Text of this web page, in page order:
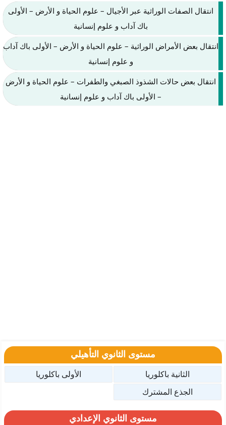
انتقال الصفات الوراثية عبر الأجيال – علوم الحياة و الأرض – الأولى
باك آداب و علوم إنسانية
انتقال بعض الأمراض الوراثية – علوم الحياة و الأرض – الأولى باك آداب
و علوم إنسانية
انتقال بعض حالات الشذوذ الصبغي والطفرات – علوم الحياة و الأرض
– الأولى باك آداب و علوم إنسانية
مستوى الثانوي التأهيلي
الثانية باكلوريا
الأولى باكلوريا
الجذع المشترك
مستوى الثانوي الإعدادي